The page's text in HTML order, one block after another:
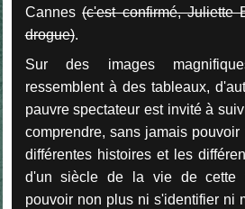
Cannes(c'est confirmé, Juliette
drogue).
Sur des images
ressemblent à des tableaux,
pauvre spectateur est invité à
comprendre, sans jamais
différentes histoires et les
d'un siècle de la vie de cette
pouvoir non plus ni s'identifier ni